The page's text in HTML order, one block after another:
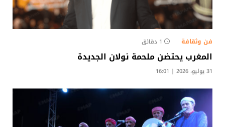
فن وثقافة 1 دقائق
المغرب يحتضن ملحمة نولان الجديدة
31 يوليو، 2026 | 16:01